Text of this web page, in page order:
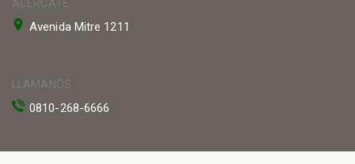
ACERCATE
Avenida Mitre 1211
LLAMANOS
0810-268-6666